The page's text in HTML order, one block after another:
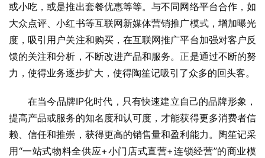
或小吃，或是推出套餐优惠等等。与不同网络平台合作，如
大众点评、小红书等互联网新媒体营销推广模式，增加曝光
度，吸引用户关注和购买，在互联网推广平台加强对客户反
馈的关注和分析，不断改进产品和服务。正是通过不断的努
力，使得业务逐步扩大，使得陶笙记吸引了众多的回头客。
在当今品牌IP化时代，只有快速建立自己的品牌形象，
提高产品或服务的知名度和认可度，才能获得更多消费者信
赖、信任和推崇，获得更高的销售量和盈利能力。陶笙记采
用“一站式物料全供应+小门店式直营+连锁经营”的商业模